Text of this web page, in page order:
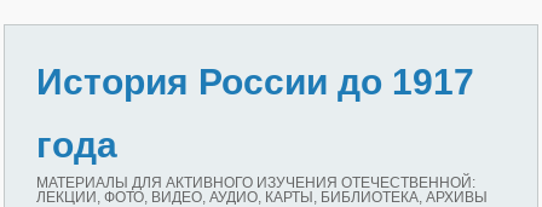
История России до 1917
года
МАТЕРИАЛЫ ДЛЯ АКТИВНОГО ИЗУЧЕНИЯ ОТЕЧЕСТВЕННОЙ:
ЛЕКЦИИ, ФОТО, ВИДЕО, АУДИО, КАРТЫ, БИБЛИОТЕКА, АРХИВЫ